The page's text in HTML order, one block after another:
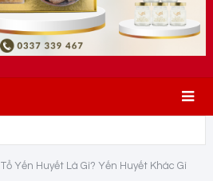
Tổ Yến Huyết Là Gì? Yến Huyết Khác Gì